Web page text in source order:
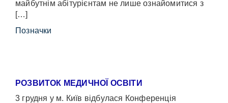
майбутнім абітурієнтам не лише ознайомитися з
[…]
Позначки
РОЗВИТОК МЕДИЧНОЇ ОСВІТИ
3 грудня у м. Київ відбулася Конференція